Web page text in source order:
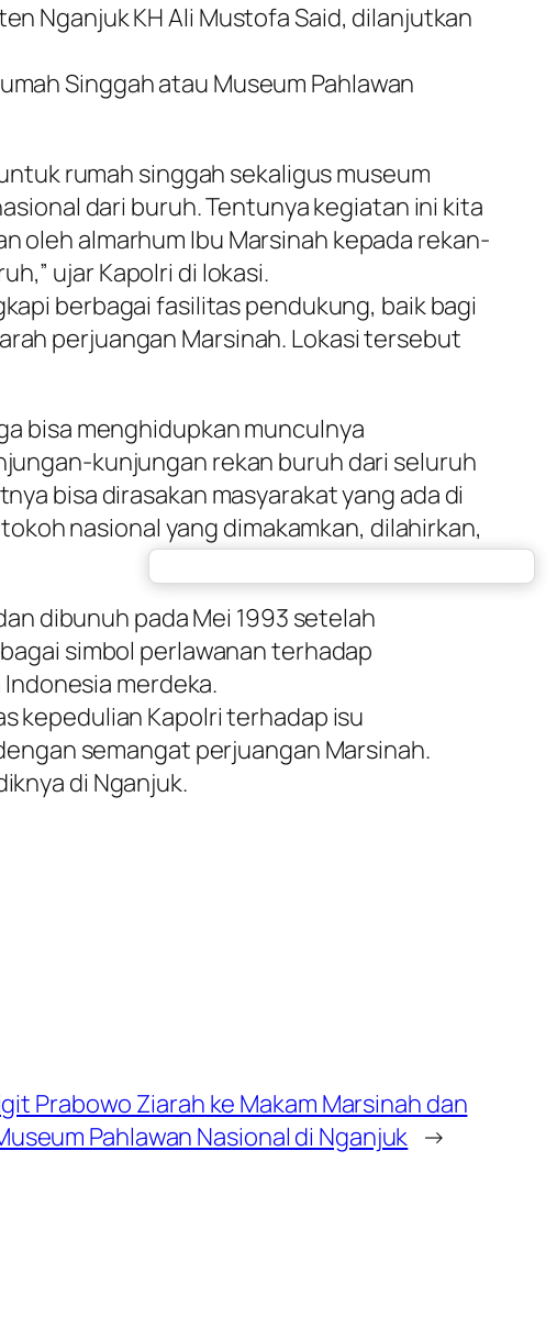
Nganjuk KH Ali Mustofa Said, dilanjutkan
Singgah atau Museum Pahlawan
rumah singgah sekaligus museum
dari buruh. Tentunya kegiatan ini kita
oleh almarhum Ibu Marsinah kepada rekan-
ujar Kapolri di lokasi.
berbagai fasilitas pendukung, baik bagi
perjuangan Marsinah. Lokasi tersebut
bisa menghidupkan munculnya
kunjungan rekan buruh dari seluruh
bisa dirasakan masyarakat yang ada di
nasional yang dimakamkan, dilahirkan,
dibunuh pada Mei 1993 setelah
simbol perlawanan terhadap
merdeka.
kepedulian Kapolri terhadap isu
semangat perjuangan Marsinah.
di Nganjuk.
Prabowo Ziarah ke Makam Marsinah dan
Pahlawan Nasional di Nganjuk →